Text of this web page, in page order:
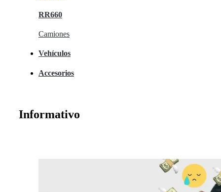
RR660
Camiones
Vehículos
Accesorios
Informativo